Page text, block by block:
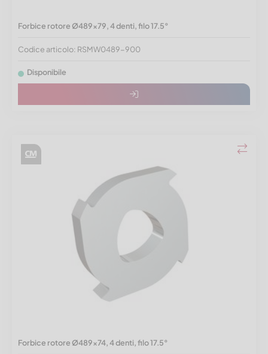
Forbice rotore Ø489x79, 4 denti, filo 17.5°
Codice articolo: RSMW0489-900
Disponibile
Forbice rotore Ø489x74, 4 denti, filo 17.5°